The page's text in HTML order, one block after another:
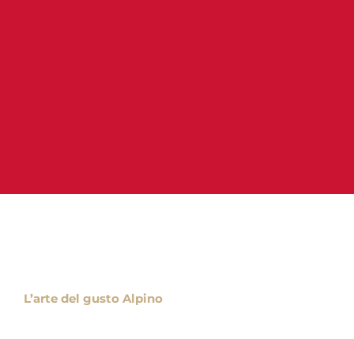
L’arte del gusto Alpino